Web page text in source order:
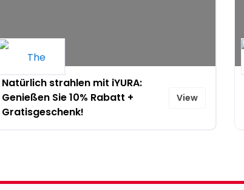
Natürlich strahlen mit iYURA:
Genießen Sie 10% Rabatt +
Gratisgeschenk!
View